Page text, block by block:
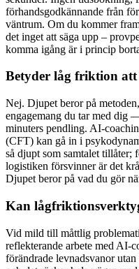
förhandsgodkännande från
väntrum. Om du kommer
det inget att säga upp –
komma igång är i princip
Betyder låg friktion
Nej. Djupet beror på
engagemang du tar med dig
minuters pendling. AI-
(CFT) kan gå in i
så djupt som samtalet tillåter;
logistiken försvinner är det
Djupet beror på vad du gör
Kan
Vid mild till måttlig
reflekterande arbete med AI-
förändrade levnadsvanor